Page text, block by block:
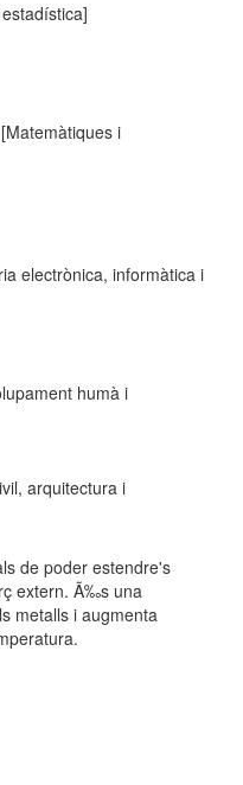
i
electrònica, informàtica i
humà i
arquitectura i
de poder estendre's
extern. Ã‰s una
metalls i augmenta